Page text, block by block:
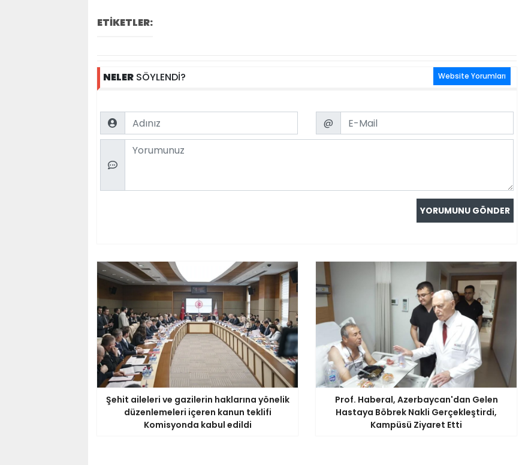
ETİKETLER:
NELER SÖYLENDİ? Website Yorumları
Name Email
@
Comment
Şehit aileleri ve gazilerin haklarına yönelik
düzenlemeleri içeren kanun teklifi
Komisyonda kabul edildi
Prof. Haberal, Azerbaycan'dan Gelen
Hastaya Böbrek Nakli Gerçekleştirdi,
Kampüsü Ziyaret Etti